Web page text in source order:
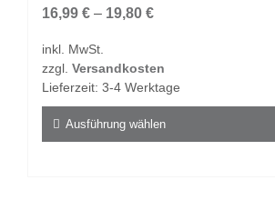
Die
können
auf
Produktseite
gewählt
16,99 € – 19,80 €
inkl. MwSt.
zzgl. Versandkosten
Lieferzeit: 3-4 Werktage
Ausführung wählen